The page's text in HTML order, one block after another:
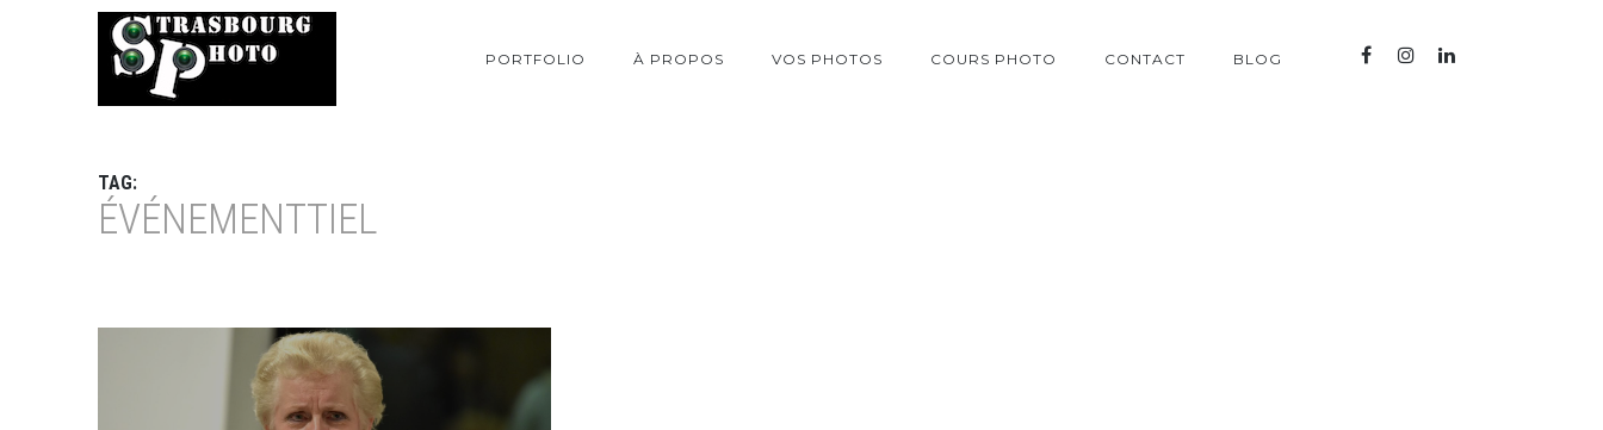
PORTFOLIO À PROPOS VOS PHOTOS COURS PHOTO CONTACT BLOG
TAG:
ÉVÉNEMENTTIEL